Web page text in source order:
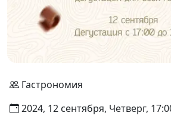
Гастрономия
2024, 12 сентября, Четверг,